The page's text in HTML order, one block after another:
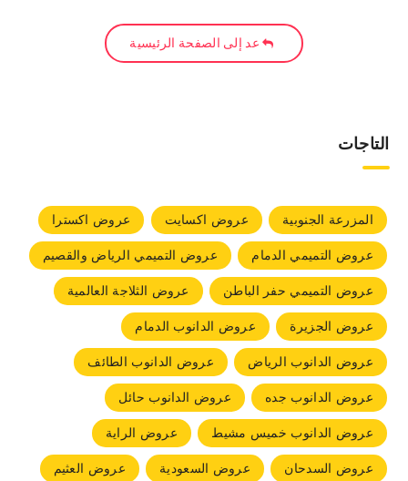
عد إلى الصفحة الرئيسية
التاجات
المزرعة الجنوبية عروض اكسايت
عروض اكسترا
عروض التميمي الدمام
عروض التميمي الرياض والقصيم
عروض التميمي حفر الباطن
عروض الثلاجة العالمية
عروض الجزيرة
عروض الدانوب الدمام
عروض الدانوب الرياض
عروض الدانوب الطائف
عروض الدانوب جده
عروض الدانوب حائل
عروض الدانوب خميس مشيط
عروض الراية
عروض السدحان
عروض السعودية
عروض العثيم